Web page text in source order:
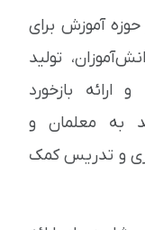
آموزش برای
تولید
ارائه بازخورد
به معلمان و
و تدریس کمک